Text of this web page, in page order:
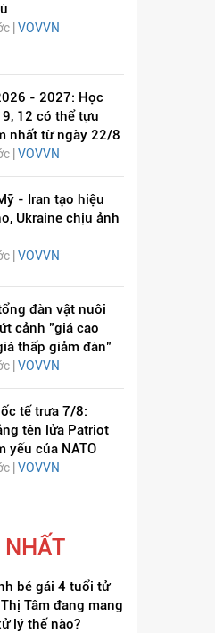
| VOVVN
- 2027: Học
12 có thể tựu
nhất từ ngày 22/8
|VOVVN
- Iran tạo hiệu
Ukraine chịu ảnh
|VOVVN
đàn vật nuôi
cảnh "giá cao
thấp giảm đàn"
| VOVVN
tế trưa 7/8:
tên lửa Patriot
yếu của NATO
| VOVVN
bé gái 4 tuổi tử
Tâm đang mang
lý thế nào?